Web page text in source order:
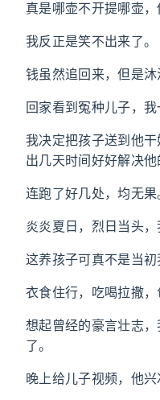
真是哪壶不开提哪壶，
我反正是笑不出来了。
钱虽然追回来，但是沐
回家看到冤种儿子，我
我决定把孩子送到他
出几天时间好好解决他
连跑了好几处，均无果
炎炎夏日，烈日当头，
这养孩子可真不是当初
衣食住行，吃喝拉撒，
想起曾经的豪言壮志
了。
晚上给儿子视频，他兴